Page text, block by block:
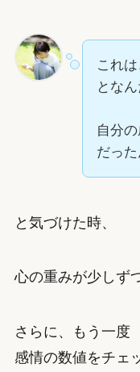
これ
となん
自分
だった
と気づけた時、
心の重みが少しず
さらに、もう一度
感情の数値をチェ